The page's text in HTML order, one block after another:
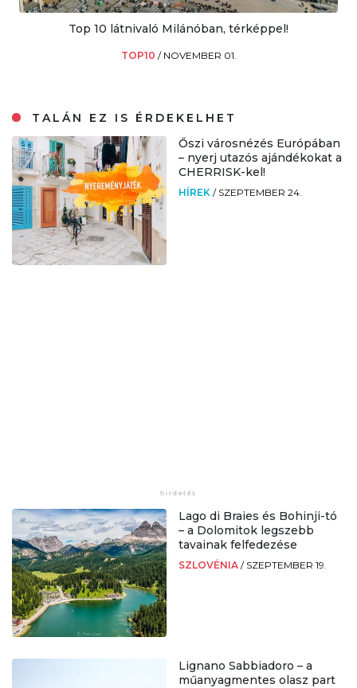
Top 10 látnivaló Milánóban, térképpel!
TOP10 / NOVEMBER 01.
TALÁN EZ IS ÉRDEKELHET
Őszi városnézés Európában
– nyerj utazós ajándékokat a
CHERRISK-kel!
HÍREK / SZEPTEMBER 24.
Lago di Braies és Bohinji-tó
– a Dolomitok legszebb
tavainak felfedezése
SZLOVÉNIA / SZEPTEMBER 19.
Lignano Sabbiadoro – a
műanyagmentes olasz part